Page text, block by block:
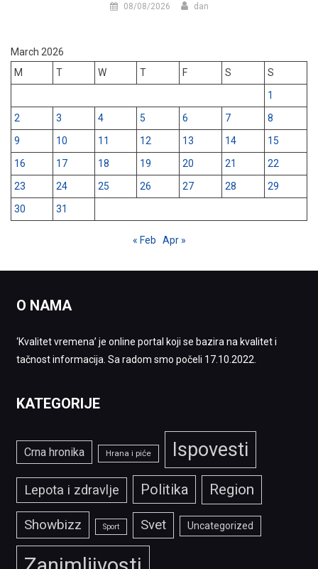
08/08/2026 dan
March 2026
M
T W T F S
S
1
2
3 4 5 6 7
8
9
10 11 12 13 14
15
16
17 18 19 20 21
22
23
24 25 26 27 28
29
30
31
« Feb Apr »
O NAMA
‘Kvalitet vremena’ je online portal koji se bazira na kvalitet i
tačnost informacija. Sa radom smo počeli 17.10.2022.
KATEGORIJE
Crna hronika Hrana i piće Ispovesti
Lepota i zdravlje Politika Region
Showbizz Sport Svet Uncategorized